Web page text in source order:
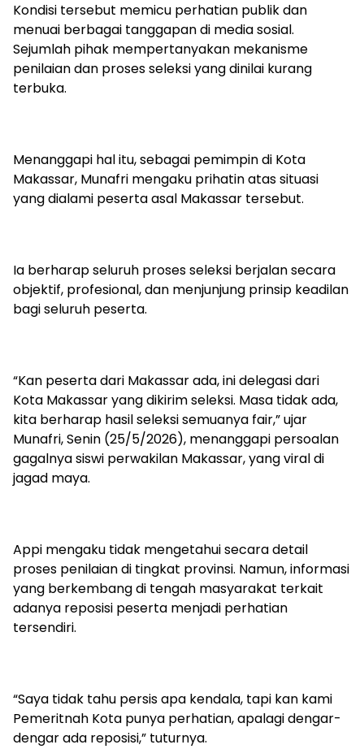
Kondisi tersebut memicu perhatian publik dan
menuai berbagai tanggapan di media sosial.
Sejumlah pihak mempertanyakan mekanisme
penilaian dan proses seleksi yang dinilai kurang
terbuka.
Menanggapi hal itu, sebagai pemimpin di Kota
Makassar, Munafri mengaku prihatin atas situasi
yang dialami peserta asal Makassar tersebut.
Ia berharap seluruh proses seleksi berjalan secara
objektif, profesional, dan menjunjung prinsip keadilan
bagi seluruh peserta.
“Kan peserta dari Makassar ada, ini delegasi dari
Kota Makassar yang dikirim seleksi. Masa tidak ada,
kita berharap hasil seleksi semuanya fair,” ujar
Munafri, Senin (25/5/2026), menanggapi persoalan
gagalnya siswi perwakilan Makassar, yang viral di
jagad maya.
Appi mengaku tidak mengetahui secara detail
proses penilaian di tingkat provinsi. Namun, informasi
yang berkembang di tengah masyarakat terkait
adanya reposisi peserta menjadi perhatian
tersendiri.
“Saya tidak tahu persis apa kendala, tapi kan kami
Pemeritnah Kota punya perhatian, apalagi dengar-
dengar ada reposisi,” tuturnya.